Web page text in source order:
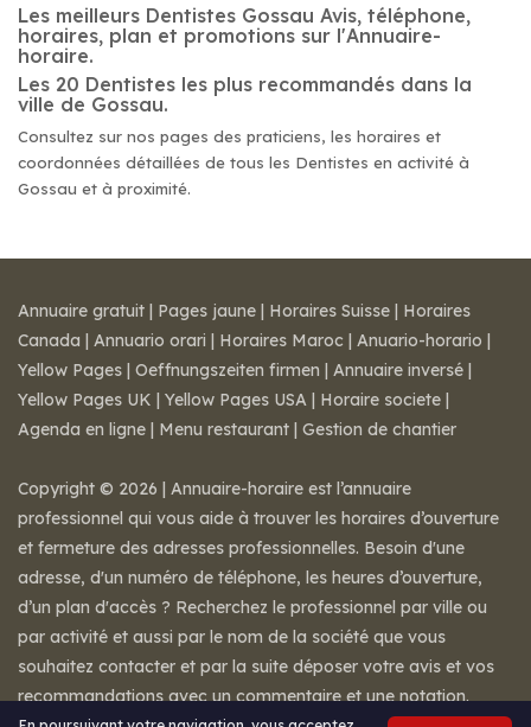
Les meilleurs Dentistes Gossau Avis, téléphone,
horaires, plan et promotions sur l'Annuaire-
horaire.
Les 20 Dentistes les plus recommandés dans la
ville de Gossau.
Consultez sur nos pages des praticiens, les horaires et
coordonnées détaillées de tous les Dentistes en activité à
Gossau et à proximité.
Annuaire gratuit | Pages jaune | Horaires Suisse | Horaires
Canada | Annuario orari | Horaires Maroc | Anuario-horario |
Yellow Pages | Oeffnungszeiten firmen | Annuaire inversé |
Yellow Pages UK | Yellow Pages USA | Horaire societe |
Agenda en ligne | Menu restaurant | Gestion de chantier
Copyright © 2026 | Annuaire-horaire est l’annuaire
professionnel qui vous aide à trouver les horaires d’ouverture
et fermeture des adresses professionnelles. Besoin d'une
adresse, d'un numéro de téléphone, les heures d’ouverture,
d’un plan d'accès ? Recherchez le professionnel par ville ou
par activité et aussi par le nom de la société que vous
souhaitez contacter et par la suite déposer votre avis et vos
recommandations avec un commentaire et une notation.